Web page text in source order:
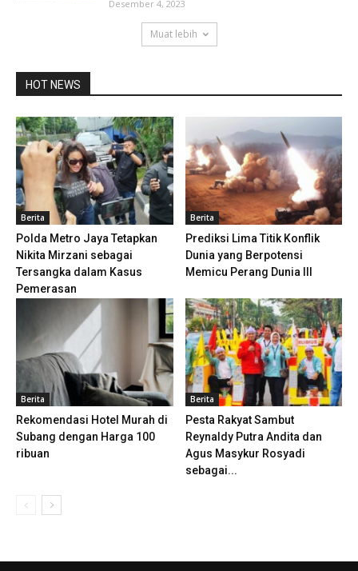
Desember 4, 2023
Muat lebih
HOT NEWS
Berita
Polda Metro Jaya Tetapkan
Nikita Mirzani sebagai
Tersangka dalam Kasus
Pemerasan
Berita
Prediksi Lima Titik Konflik
Dunia yang Berpotensi
Memicu Perang Dunia III
Berita
Rekomendasi Hotel Murah di
Subang dengan Harga 100
ribuan
Berita
Pesta Rakyat Sambut
Reynaldy Putra Andita dan
Agus Masykur Rosyadi
sebagai...